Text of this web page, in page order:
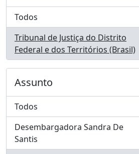
Todos
Tribunal de Justiça do Distrito
Federal e dos Territórios (Brasil)
, 3 resultados
Assunto
Todos
Desembargadora Sandra De
Santis
, 3 resultados